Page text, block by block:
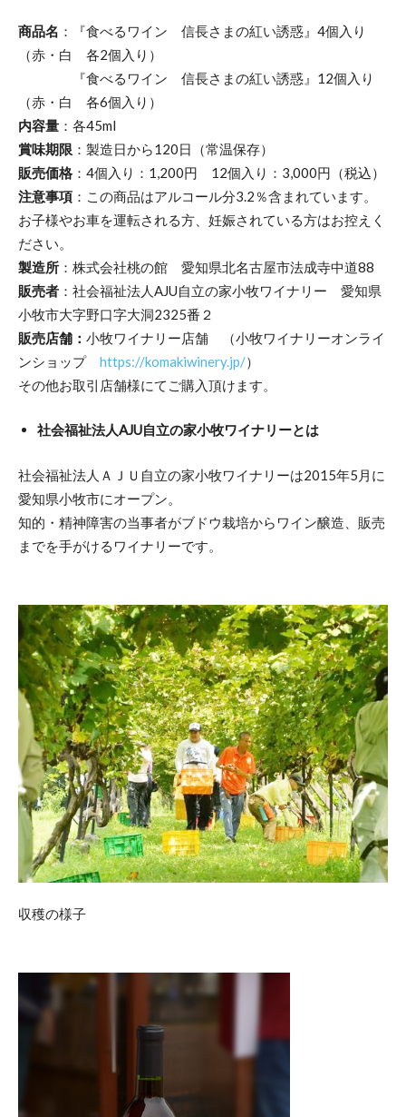
商品名 ：『食べるワイン 信長さまの紅い誘惑』4個入り
（赤・白 各2個入り）
『食べるワイン 信長さまの紅い誘惑』12個入り
（赤・白 各6個入り）
内容量 ：各45ml
賞味期限 ：製造日から120日（常温保存）
販売価格：4個入り：1,200円 12個入り：3,000円（税込）
注意事項 ：この商品はアルコール分3.2％含まれています。
お子様やお車を運転される方、妊娠されている方はお控えく
ださい。
製造所 ：株式会社桃の館 愛知県北名古屋市法成寺中道88
販売者 ：社会福祉法人AJU自立の家小牧ワイナリー 愛知県
小牧市大字野口字大洞2325番２
販売店舗： 小牧ワイナリー店舗 （小牧ワイナリーオンライ
ンショップ https://komakiwinery.jp/）
その他お取引店舗様にてご購入頂けます。
社会福祉法人AJU自立の家小牧ワイナリーとは
​社会福祉法人ＡＪＵ自立の家小牧ワイナリーは2015年5月に
愛知県小牧市にオープン。
知的・精神障害の当事者がブドウ栽培からワイン醸造、販売
までを手がけるワイナリーです。
収穫の様子